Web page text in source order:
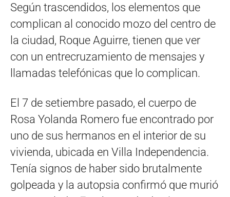
Según trascendidos, los elementos que
complican al conocido mozo del centro de
la ciudad, Roque Aguirre, tienen que ver
con un entrecruzamiento de mensajes y
llamadas telefónicas que lo complican.
El 7 de setiembre pasado, el cuerpo de
Rosa Yolanda Romero fue encontrado por
uno de sus hermanos en el interior de su
vivienda, ubicada en Villa Independencia.
Tenía signos de haber sido brutalmente
golpeada y la autopsia confirmó que murió